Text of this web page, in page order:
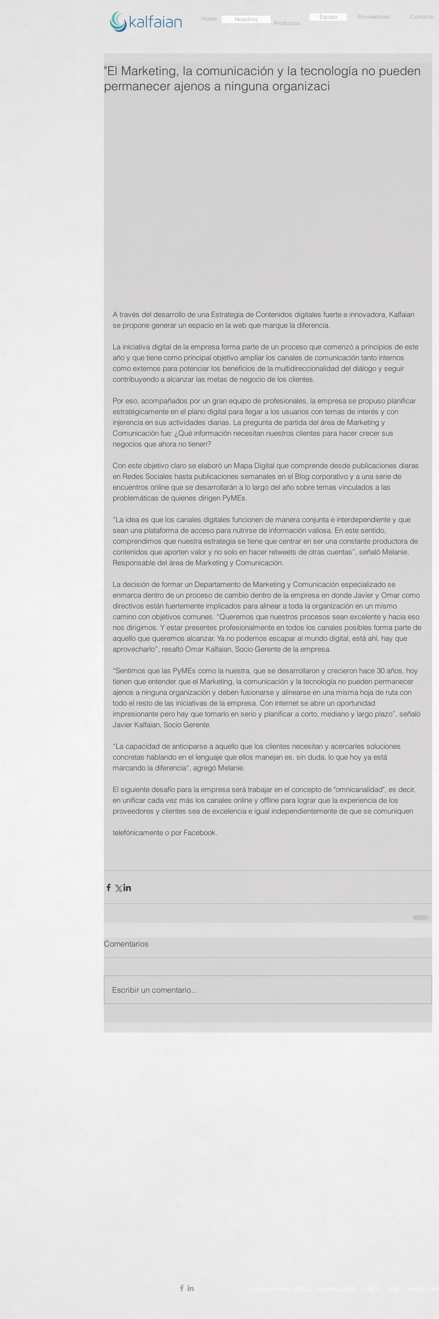
Nosotros
Home
Productos
Equipo Proveedores Contacto
"El Marketing, la comunicación y la tecnología no pueden
permanecer ajenos a ninguna organizaci
A través del desarrollo de una Estrategia de Contenidos digitales fuerte e innovadora, Kalfaian
se propone generar un espacio en la web que marque la diferencia.
La iniciativa digital de la empresa forma parte de un proceso que comenzó a principios de este
año y que tiene como principal objetivo ampliar los canales de comunicación tanto internos
como externos para potenciar los beneficios de la multidireccionalidad del diálogo y seguir
contribuyendo a alcanzar las metas de negocio de los clientes.
Por eso, acompañados por un gran equipo de profesionales, la empresa se propuso planificar
estratégicamente en el plano digital para llegar a los usuarios con temas de interés y con
injerencia en sus actividades diarias. La pregunta de partida del área de Marketing y
Comunicación fue: ¿Qué información necesitan nuestros clientes para hacer crecer sus
negocios que ahora no tienen?
Con este objetivo claro se elaboró un Mapa Digital que comprende desde publicaciones diaras
en Redes Sociales hasta publicaciones semanales en el Blog corporativo y a una serie de
encuentros online que se desarrollarán a lo largo del año sobre temas vinculados a las
problemáticas de quienes dirigen PyMEs.
“La idea es que los canales digitales funcionen de manera conjunta e interdependiente y que
sean una plataforma de acceso para nutrirse de información valiosa. En este sentido,
comprendimos que nuestra estrategia se tiene que centrar en ser una constante productora de
contenidos que aporten valor y no solo en hacer retweets de otras cuentas”, señaló Melanie,
Responsable del área de Marketing y Comunicación.
La decisión de formar un Departamento de Marketing y Comunicación especializado se
enmarca dentro de un proceso de cambio dentro de la empresa en donde Javier y Omar como
directivos están fuertemente implicados para alinear a toda la organización en un mismo
camino con objetivos comunes. “Queremos que nuestros procesos sean excelente y hacia eso
nos dirigimos. Y estar presentes profesionalmente en todos los canales posibles forma parte de
aquello que queremos alcanzar. Ya no podemos escapar al mundo digital, está ahí, hay que
aprovecharlo”, resaltó Omar Kalfaian, Socio Gerente de la empresa.
“Sentimos que las PyMEs como la nuestra, que se desarrollaron y crecieron hace 30 años, hoy
tienen que entender que el Marketing, la comunicación y la tecnología no pueden permanecer
ajenos a ninguna organización y deben fusionarse y alinearse en una misma hoja de ruta con
todo el resto de las iniciativas de la empresa. Con internet se abre un oportunidad
impresionante pero hay que tomarlo en serio y planificar a corto, mediano y largo plazo”, señaló
Javier Kalfaian, Socio Gerente.
“La capacidad de anticiparse a aquello que los clientes necesitan y acercarles soluciones
concretas hablando en el lenguaje que ellos manejan es, sin duda, lo que hoy ya está
marcando la diferencia“, agregó Melanie.
El siguiente desafío para la empresa será trabajar en el concepto de "omnicanalidad", es decir,
en unificar cada vez más los canales online y offline para lograr que la experiencia de los
proveedores y clientes sea de excelencia e igual independientemente de que se comuniquen
telefónicamente o por Facebook.
Comentarios
Escribir un comentario...